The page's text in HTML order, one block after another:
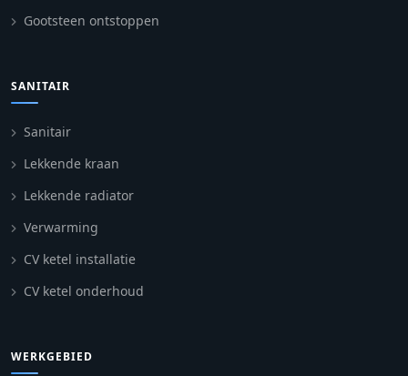
Gootsteen ontstoppen
SANITAIR
Sanitair
Lekkende kraan
Lekkende radiator
Verwarming
CV ketel installatie
CV ketel onderhoud
WERKGEBIED